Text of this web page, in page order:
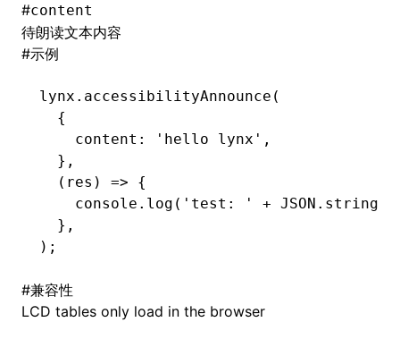
#content
待朗读文本内容
#示例
lynx .accessibilityAnnounce (
  {
    content
: 'hello lynx' ,
  }
,
  (res)
=> {
    console
.log ( 'test: ' + JSON
  }
,
);
#兼容性
LCD tables only load in the browser